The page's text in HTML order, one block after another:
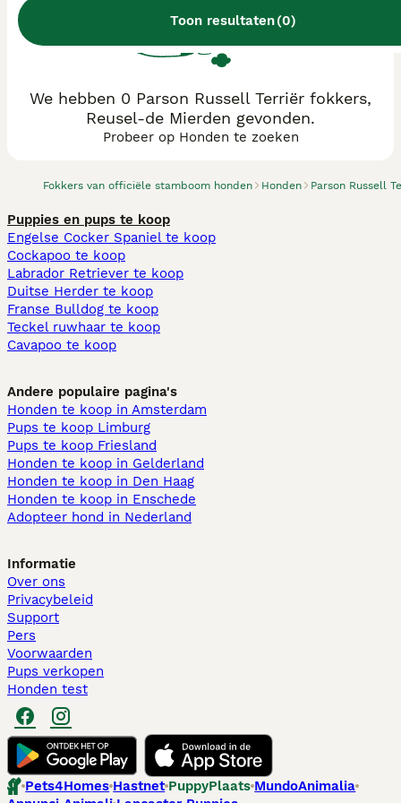
Toon resultaten(0)
Fokkers van officiële stamboom honden Honden Parson Russell
We hebben 0 Parson Russell Terriër fokkers,
Reusel-de Mierden gevonden.
Probeer op Honden te zoeken
Puppies en pups te koop
Engelse Cocker Spaniel te koop
Cockapoo te koop
Labrador Retriever te koop
Duitse Herder te koop
Franse Bulldog te koop
Teckel ruwhaar te koop
Cavapoo te koop
Andere populaire pagina's
Honden te koop in Amsterdam
Pups te koop Limburg​
Pups te koop Friesland​
Honden te koop in Gelderland
Honden te koop in Den Haag
Honden te koop in Enschede
Adopteer hond in Nederland
Informatie
Over ons
Privacybeleid
Support
Pers
Voorwaarden
Pups verkopen
Honden test
Pets4Homes Hastnet PuppyPlaats MundoAnimalia